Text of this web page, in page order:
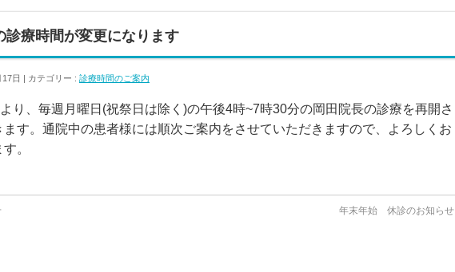
診療時間が変更になります
日 | カテゴリー : 診療時間のご案内
り、毎週月曜日(祝祭日は除く)の午後4時~7時30分の岡田院長の診療を再開さ
ます。通院中の患者様には順次ご案内をさせていただきますので、よろしくお
。
年末年始 休診のお知らせ